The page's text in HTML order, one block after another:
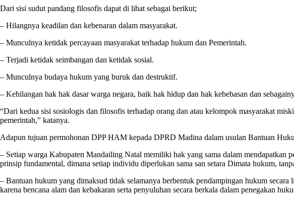
Dari sisi sudut pandang filosofis dapat di lihat sebagai berikut;
– Hilangnya keadilan dan kebenaran dalam masyarakat.
– Munculnya ketidak percayaan masyarakat terhadap hukum dan Pemerintah.
– Terjadi ketidak seimbangan dan ketidak sosial.
– Munculnya budaya hukum yang buruk dan destruktif.
– Kehilangan hak hak dasar warga negara, baik hak hidup dan hak kebebasan dan
“Dari kedua sisi sosiologis dan filosofis terhadap orang dan atau kelompok masyarakat
pemerintah,” katanya.
Adapun tujuan permohonan DPP HAM kepada DPRD Madina dalam usulan Bantuan
– Setiap warga Kabupaten Mandailing Natal memiliki hak yang sama dalam mendapatkan
prinsip fundamental, dimana setiap individu diperlukan sama san setara Dimata hukum,
– Bantuan hukum yang dimaksud tidak selamanya berbentuk pendampingan hukum
karena bencana alam dan kebakaran serta penyuluhan secara berkala dalam penegakan